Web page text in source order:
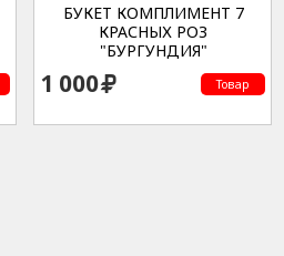
БУКЕТ КОМПЛИМЕНТ 7
КРАСНЫХ РОЗ
"БУРГУНДИЯ"
1 000 Товар